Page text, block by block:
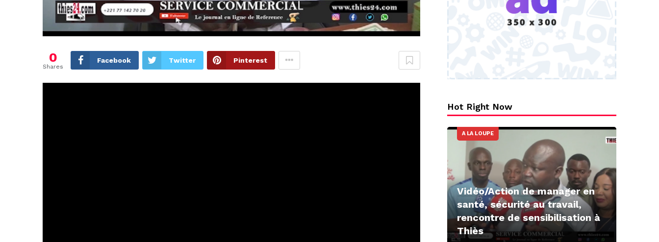
0
Shares
Facebook Twitter Pinterest
Hot Right Now
A LA LOUPE
Vidéo/Action de manager en
santé, sécurité au travail,
rencontre de sensibilisation à
Thiès